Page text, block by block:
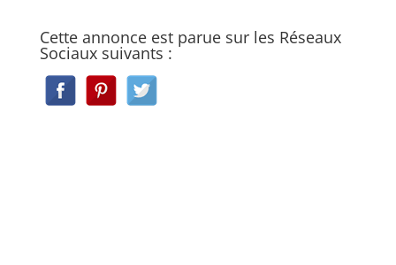
Cette annonce est parue sur les Réseaux
Sociaux suivants :